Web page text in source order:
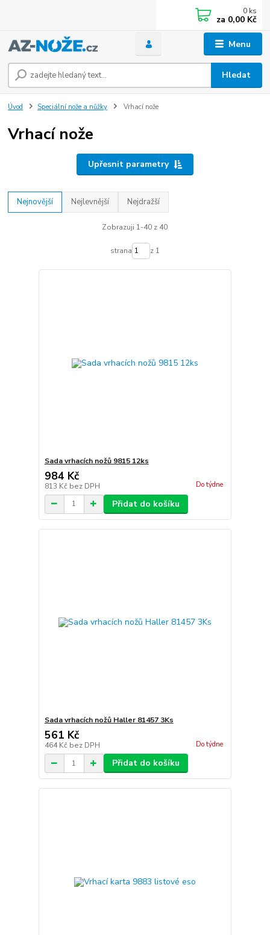
Menu
Hledat
0 ks
za 0,00 Kč
Úvod Speciální nože a nůžky Vrhací nože
Vrhací nože
Upřesnit parametry
Nejnovější Nejlevnější Nejdražší
Zobrazuji 1-40 z 40
strana z 1
Sada vrhacích nožů 9815 12ks
984 Kč
813 Kč bez DPH Do týdne
Přidat do košíku
Sada vrhacích nožů Haller 81457 3Ks
561 Kč
464 Kč bez DPH Do týdne
Přidat do košíku